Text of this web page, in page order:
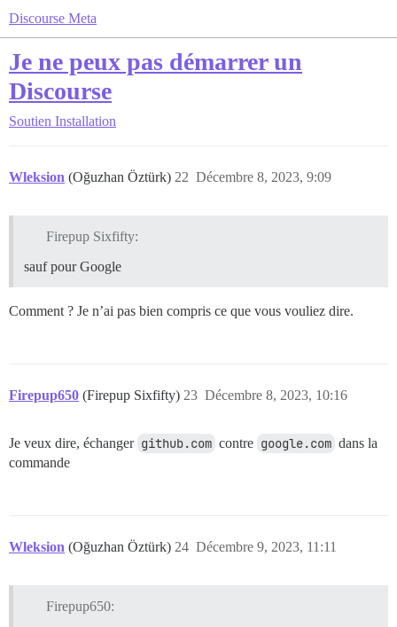
Discourse Meta
Je ne peux pas démarrer un
Discourse
Soutien Installation
Wleksion (Oğuzhan Öztürk) Décembre 8, 2023, 9:09
22
Firepup Sixfifty:
sauf pour Google
Comment ? Je n’ai pas bien compris ce que vous vouliez dire.
Firepup650 (Firepup Sixfifty) Décembre 8, 2023, 10:16
23
Je veux dire, échanger github.com contre google.com dans la
commande
Wleksion (Oğuzhan Öztürk) Décembre 9, 2023, 11:11
24
Firepup650: